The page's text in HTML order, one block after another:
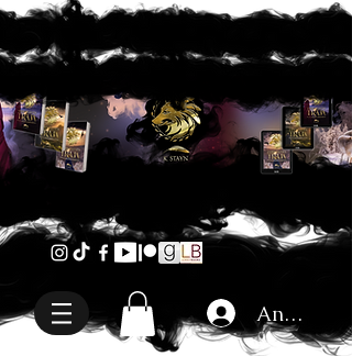
Anmelden